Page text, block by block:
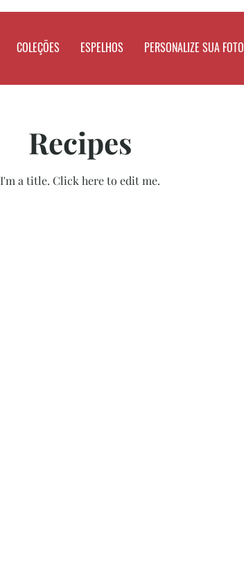
COLEÇÕES ESPELHOS PERSONALIZE SUA FOTO
Recipes
I'm a title. ​Click here to edit me.